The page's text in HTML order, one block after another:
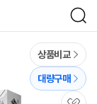
검
색
상품비교
대량구매